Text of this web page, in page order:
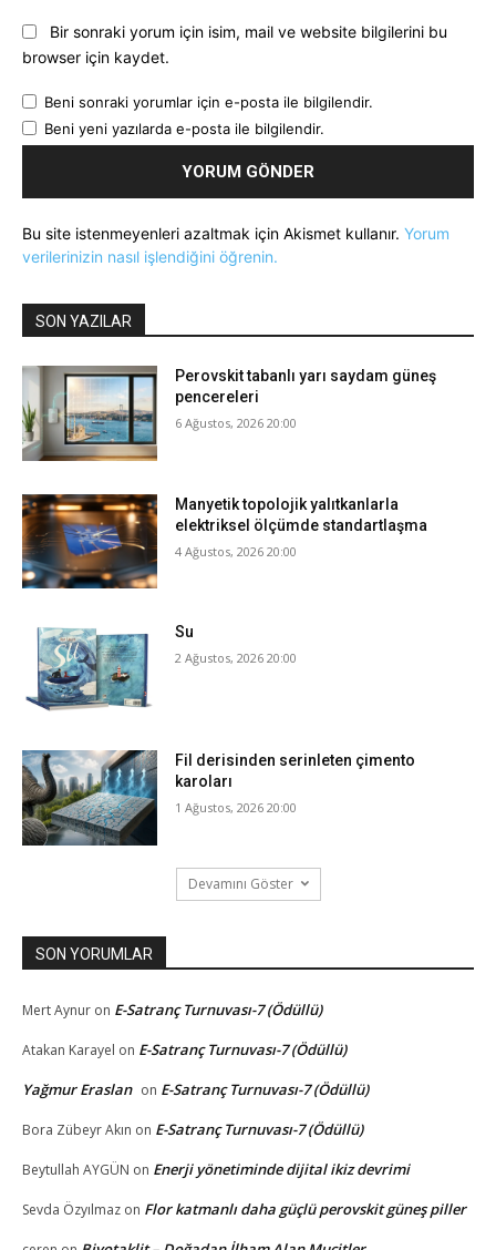
Bir sonraki yorum için isim, mail ve website bilgilerini bu
browser için kaydet.
Beni sonraki yorumlar için e-posta ile bilgilendir.
Beni yeni yazılarda e-posta ile bilgilendir.
Bu site istenmeyenleri azaltmak için Akismet kullanır. Yorum
verilerinizin nasıl işlendiğini öğrenin.
SON YAZILAR
Perovskit tabanlı yarı saydam güneş
pencereleri
6 Ağustos, 2026 20:00
Manyetik topolojik yalıtkanlarla
elektriksel ölçümde standartlaşma
4 Ağustos, 2026 20:00
Su
2 Ağustos, 2026 20:00
Fil derisinden serinleten çimento
karoları
1 Ağustos, 2026 20:00
Devamını Göster
SON YORUMLAR
Mert Aynur on E-Satranç Turnuvası-7 (Ödüllü)
Atakan Karayel on E-Satranç Turnuvası-7 (Ödüllü)
Yağmur Eraslan on E-Satranç Turnuvası-7 (Ödüllü)
Bora Zübeyr Akın on E-Satranç Turnuvası-7 (Ödüllü)
Beytullah AYGÜN on Enerji yönetiminde dijital ikiz devrimi
Sevda Özyılmaz on Flor katmanlı daha güçlü perovskit güneş piller